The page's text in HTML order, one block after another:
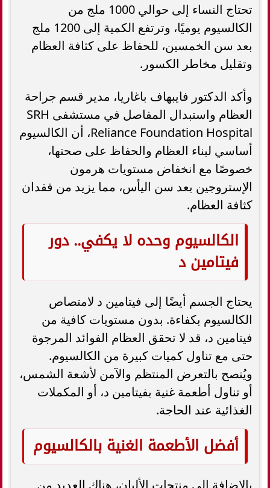
تحتاج النساء إلى حوالي 1000 ملج من
الكالسيوم يوميًا، وترتفع الكمية إلى 1200 ملج
بعد سن الخمسين، للحفاظ على كثافة العظام
وتقليل مخاطر الكسور.
وأكد الدكتور فايبهاف باغاريا، مدير قسم جراحة
العظام واستبدال المفاصل في مستشفى SRH
Reliance Foundation Hospital، أن الكالسيوم
أساسي لبناء العظام والحفاظ على صحتها،
خصوصًا مع انخفاض مستويات هرمون
الإستروجين بعد سن اليأس، مما يزيد من فقدان
كثافة العظام.
الكالسيوم وحده لا يكفي.. دور
فيتامين د
يحتاج الجسم أيضًا إلى فيتامين د لامتصاص
الكالسيوم بكفاءة. بدون مستويات كافية من
فيتامين د، قد لا تحقق العظام الفوائد المرجوة
حتى مع تناول كميات كبيرة من الكالسيوم.
ويُنصح بالتعرض المنتظم والآمن لأشعة الشمس،
أو تناول أطعمة غنية بفيتامين د، أو المكملات
الغذائية عند الحاجة.
أفضل الأطعمة الغنية بالكالسيوم
بالإضافة إلى منتجات الألبان، هناك العديد من